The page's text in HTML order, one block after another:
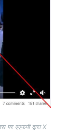
एएफ़पी द्वारा X